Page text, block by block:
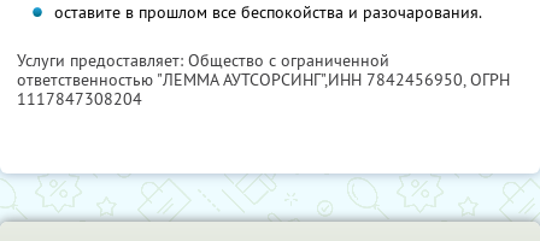
оставите в прошлом все беспокойства и разочарования.
Услуги предоставляет: Общество с ограниченной
ответственностью "ЛЕММА АУТСОРСИНГ",ИНН 7842456950, ОГРН
1117847308204